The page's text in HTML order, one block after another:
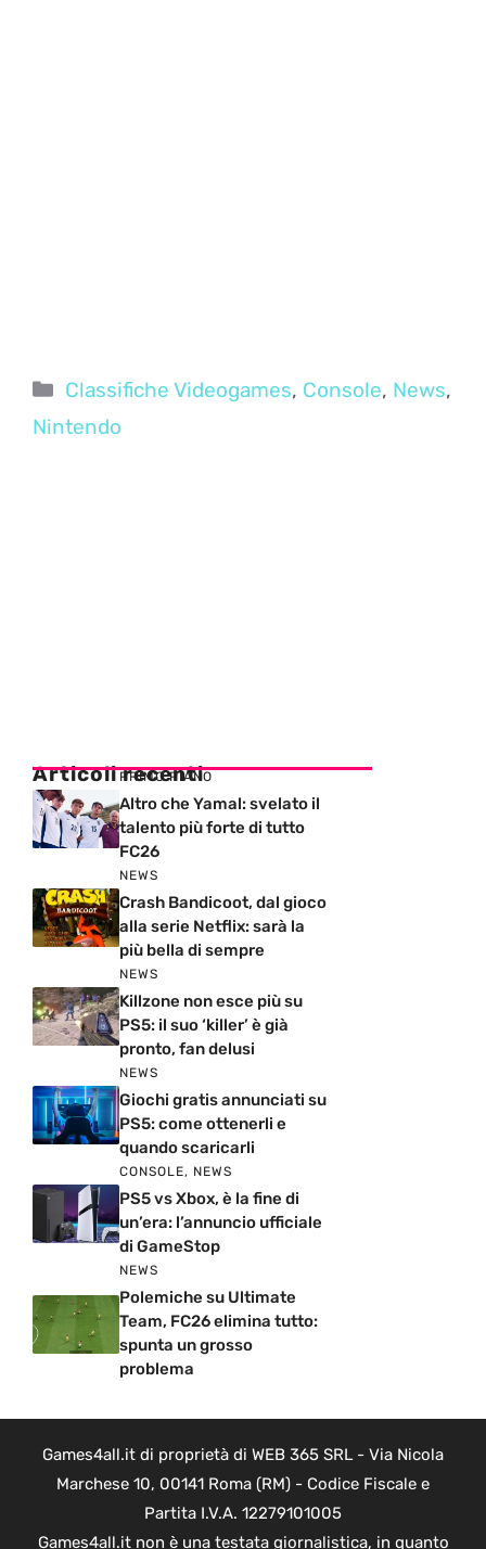
Categorie
Classifiche Videogames, Console, News,
Nintendo
Articoli recenti
PRIMO PIANO
Altro che Yamal: svelato il
talento più forte di tutto
FC26
NEWS
Crash Bandicoot, dal gioco
alla serie Netflix: sarà la
più bella di sempre
NEWS
Killzone non esce più su
PS5: il suo ‘killer’ è già
pronto, fan delusi
NEWS
Giochi gratis annunciati su
PS5: come ottenerli e
quando scaricarli
CONSOLE, NEWS
PS5 vs Xbox, è la fine di
un’era: l’annuncio ufficiale
di GameStop
NEWS
Polemiche su Ultimate
Team, FC26 elimina tutto:
spunta un grosso
problema
Games4all.it di proprietà di WEB 365 SRL - Via Nicola
Marchese 10, 00141 Roma (RM) - Codice Fiscale e
Partita I.V.A. 12279101005
Games4all.it non è una testata giornalistica, in quanto